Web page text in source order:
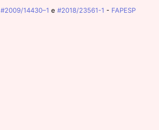
#2009/14430–1 e #2018/23561-1 - FAPESP